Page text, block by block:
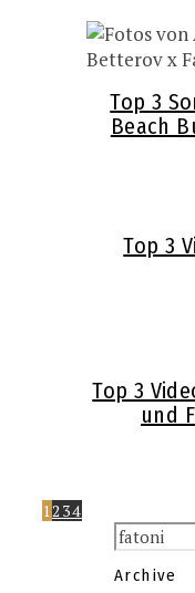
Top 3
Beach
Top 3
Top 3
und
12 34
Archive